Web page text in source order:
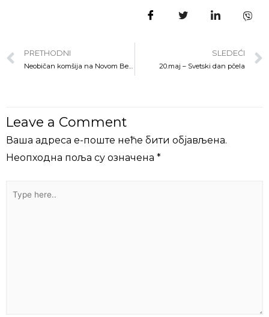
PRETHODNI
Neobičan komšija na Novom Beogradu: vetruška se doselila u Blok 23
SLEDEĆI
20.maj – Svetski dan pčela
Leave a Comment
Ваша адреса е-поште неће бити објављена.
Неопходна поља су означена *